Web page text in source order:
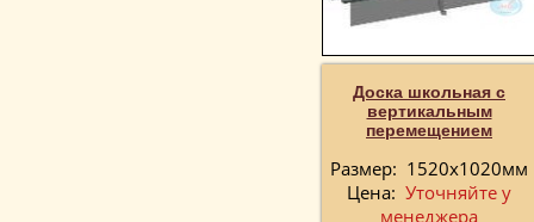
Доска школьная с
вертикальным
перемещением
Размер: 1520х1020мм
Цена: Уточняйте у
менеджера